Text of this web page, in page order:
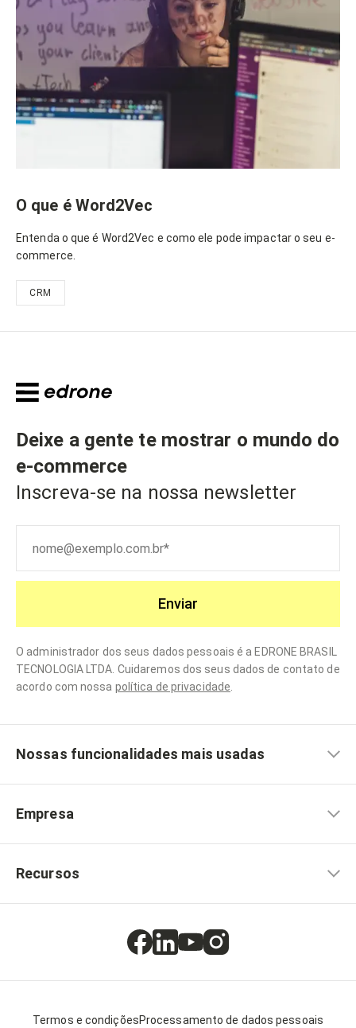
O que é Word2Vec
Entenda o que é Word2Vec e como ele pode impactar o seu e-
commerce.
CRM
Deixe a gente te mostrar o mundo do
e-commerce
Inscreva-se na nossa newsletter
Enviar
O administrador dos seus dados pessoais é a EDRONE BRASIL
TECNOLOGIA LTDA. Cuidaremos dos seus dados de contato de
acordo com nossa política de privacidade.
Nossas funcionalidades mais usadas
Empresa
Recursos
Termos e condiçõesProcessamento de dados pessoais